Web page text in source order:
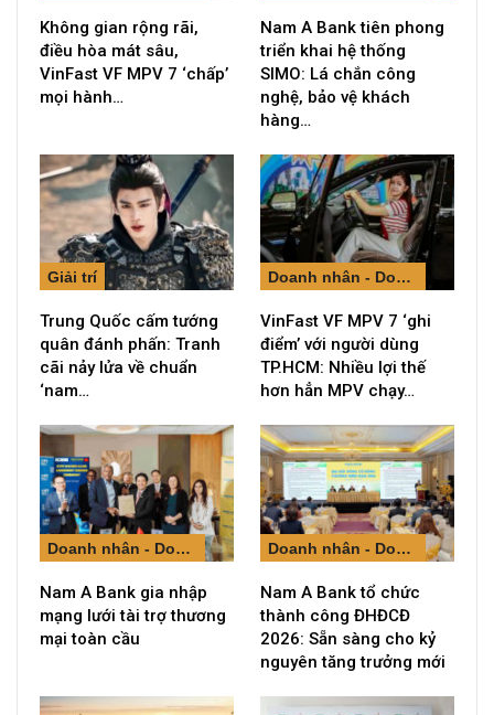
Không gian rộng rãi,
điều hòa mát sâu,
VinFast VF MPV 7 ‘chấp’
mọi hành…
Nam A Bank tiên phong
triển khai hệ thống
SIMO: Lá chắn công
nghệ, bảo vệ khách
hàng…
Giải trí
Trung Quốc cấm tướng
quân đánh phấn: Tranh
cãi nảy lửa về chuẩn
‘nam…
Doanh nhân - Doanh nghiệp
VinFast VF MPV 7 ‘ghi
điểm’ với người dùng
TP.HCM: Nhiều lợi thế
hơn hẳn MPV chạy…
Doanh nhân - Doanh nghiệp
Nam A Bank gia nhập
mạng lưới tài trợ thương
mại toàn cầu
Doanh nhân - Doanh nghiệp
Nam A Bank tổ chức
thành công ĐHĐCĐ
2026: Sẵn sàng cho kỷ
nguyên tăng trưởng mới